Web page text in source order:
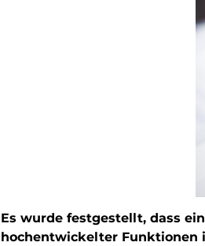
Es wurde festgestellt, dass
hochentwickelter Funktionen